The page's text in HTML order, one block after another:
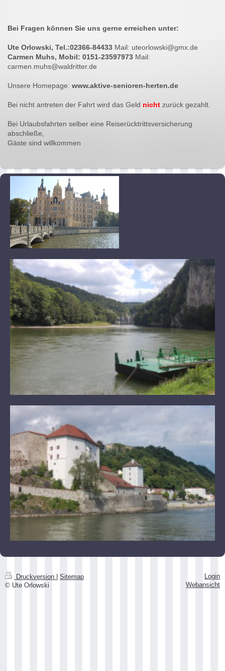
Bei Fragen können Sie uns gerne erreichen unter:
Ute Orlowski, Tel.:02366-84433 Mail: uteorlowski@gmx.de
Carmen Muhs, Mobil: 0151-23597973 Mail:
carmen.muhs@waldritter.de
Unsere Homepage: www.aktive-senioren-herten.de
Bei nicht antreten der Fahrt wird das Geld nicht zurück gezahlt.
Bei Urlaubsfahrten selber eine Reiserücktrittsversicherung
abschließe,
Gäste sind willkommen
Druckversion | Sitemap
© Ute Orlowski
Login
Webansicht